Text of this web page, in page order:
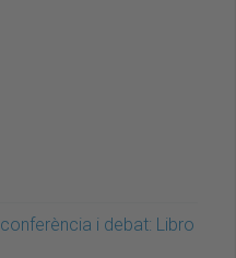
i debat: Libro